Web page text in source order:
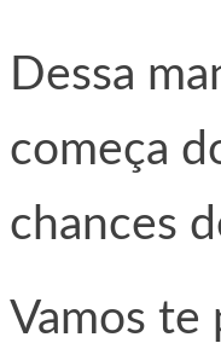
Dessa
começa
chances
Vamos te